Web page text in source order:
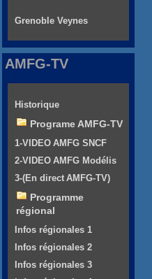
Grenoble Veynes
AMFG-TV
Historique
Programe AMFG-TV
1-VIDEO AMFG SNCF
2-VIDEO AMFG Modélis
3-(En direct AMFG-TV)
Programme
régional
Infos régionales 1
Infos régionales 2
Infos régionales 3